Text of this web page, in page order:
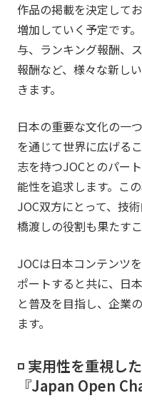
作品の掲載を決定して
増加していく予定です
与、ランキング報酬、
報酬など、様々な新し
きます。
日本の重要な文化の一
を通じて世界に広げる
志を持つJOCとのパー
能性を追求します。こ
JOC双方にとって、技
橋渡しの役割も果たす
JOCは日本コンテンツ
ポートすると共に、日
と普及を目指し、企業
ます。
◽️ 実用性を重視し
『Japan Open